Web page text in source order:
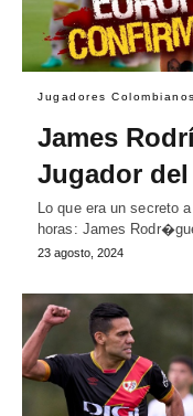
Jugadores Colombianos
James
Jugador
Lo que era un secreto
horas: James
23 agosto, 2024